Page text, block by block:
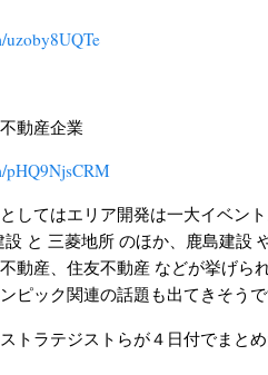
uzoby8UQTe
動産企業
pHQ9NjsCRM
してはエリア開発は一大イベン
と 三菱地所 のほか、鹿島建設
動産、住友不動産 などが挙げら
ピック関連の話題も出てきそうで
トラテジストらが４日付でまと